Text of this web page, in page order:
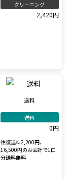
クリーニング
2,420円
送料
送料
0円
往復送料2,200円、
16,500円のお会計で1口
分送料無料